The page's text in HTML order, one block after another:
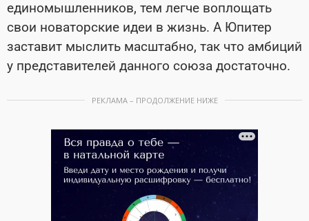
единомышленников, тем легче воплощать
свои новаторские идеи в жизнь. А Юпитер
заставит мыслить масштабно, так что амбиций
у представителей данного союза достаточно.
РЕКЛАМА – ПРОДОЛЖЕНИЕ НИЖЕ